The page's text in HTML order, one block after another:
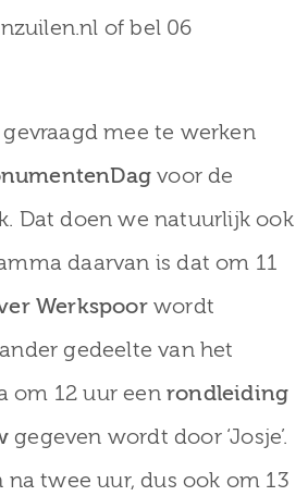
of bel 06
mee te werken
voor de
Dat doen we natuurlijk ook
daarvan is dat om 11
Werkspoorwordt
gedeelte van het
om 12 uur eenrondleiding
gegeven wordt door ‘Josje’.
twee uur, dus ook om 13